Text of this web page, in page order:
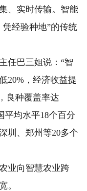
、实时传输。智能
经验种地”的传统
巴三姐说：“智
20%，经济收益提
良种覆盖率达
平均水平18个百分
圳、郑州等20多个
向智慧农业跨
。